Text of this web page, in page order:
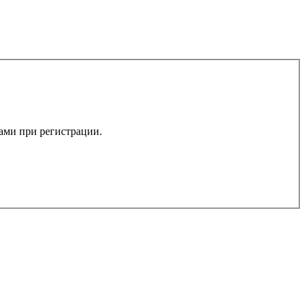
при регистрации.